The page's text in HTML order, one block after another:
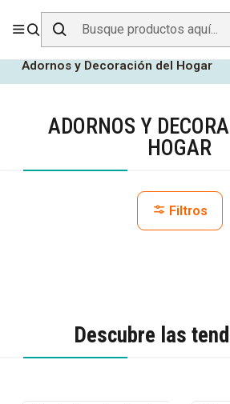
ENVÍO GRATIS SOBRE$19.990
Adornos y Decoración del Hogar
ADORNOS Y
HOGAR
Filtros
Descubre las